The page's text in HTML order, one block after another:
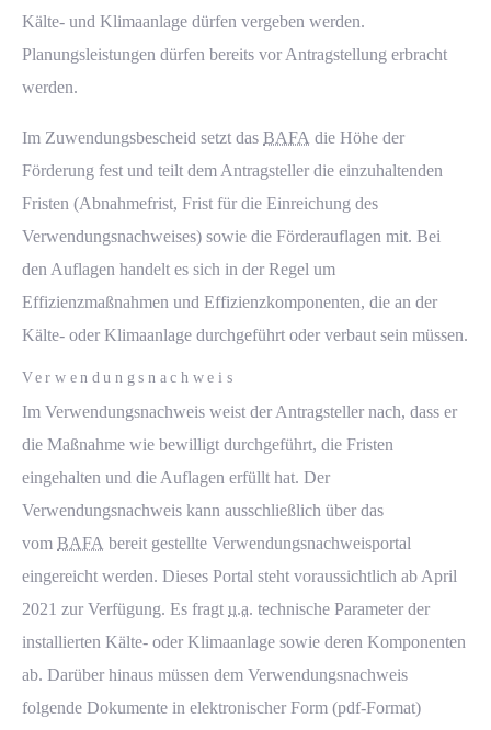
Kälte- und Klimaanlage dürfen vergeben werden.
Planungsleistungen dürfen bereits vor Antragstellung erbracht
werden.
Im Zuwendungsbescheid setzt das BAFA die Höhe der
Förderung fest und teilt dem Antragsteller die einzuhaltenden
Fristen (Abnahmefrist, Frist für die Einreichung des
Verwendungsnachweises) sowie die Förderauflagen mit. Bei
den Auflagen handelt es sich in der Regel um
Effizienzmaßnahmen und Effizienzkomponenten, die an der
Kälte- oder Klimaanlage durchgeführt oder verbaut sein müssen.
Verwendungsnachweis
Im Verwendungsnachweis weist der Antragsteller nach, dass er
die Maßnahme wie bewilligt durchgeführt, die Fristen
eingehalten und die Auflagen erfüllt hat. Der
Verwendungsnachweis kann ausschließlich über das
vom BAFA bereit gestellte Verwendungsnachweisportal
eingereicht werden. Dieses Portal steht voraussichtlich ab April
2021 zur Verfügung. Es fragt u.a. technische Parameter der
installierten Kälte- oder Klimaanlage sowie deren Komponenten
ab. Darüber hinaus müssen dem Verwendungsnachweis
folgende Dokumente in elektronischer Form (pdf-Format)